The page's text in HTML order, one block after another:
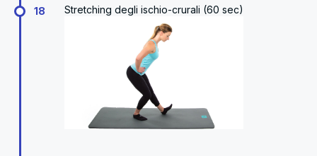
18 Stretching degli ischio-crurali (60 sec)